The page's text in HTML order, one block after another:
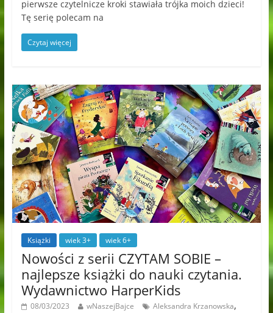
pierwsze czytelnicze kroki stawiała trójka moich dzieci!
Tę serię polecam na
Czytaj więcej
Książki wiek 3+ wiek 6+
Nowości z serii CZYTAM SOBIE –
najlepsze książki do nauki czytania.
Wydawnictwo HarperKids
08/03/2023 wNaszejBajce Aleksandra Krzanowska,